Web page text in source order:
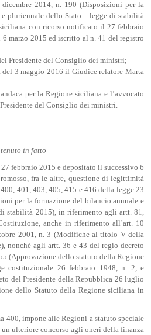
2014, n. 190 (Disposizioni per la
pluriennale dello Stato – legge di stabilità
con ricorso notificato il 27 febbraio
marzo 2015 ed iscritto al n. 41 del registro
Presidente del Consiglio dei ministri;
3 maggio 2016 il Giudice relatore Marta
per la Regione siciliana e l’avvocato
del Consiglio dei ministri.
in fatto
febbraio 2015 e depositato il successivo 6
fra le altre, questione di legittimità
401, 403, 405, 415 e 416 della legge 23
per la formazione del bilancio annuale e
stabilità 2015), in riferimento agli artt. 81,
anche in riferimento all’art. 10
2001, n. 3 (Modifiche al titolo V della
nonché agli artt. 36 e 43 del regio decreto
(Approvazione dello statuto della Regione
costituzionale 26 febbraio 1948, n. 2, e
del Presidente della Repubblica 26 luglio
dello Statuto della Regione siciliana in
400, impone alle Regioni a statuto speciale
ulteriore concorso agli oneri della finanza